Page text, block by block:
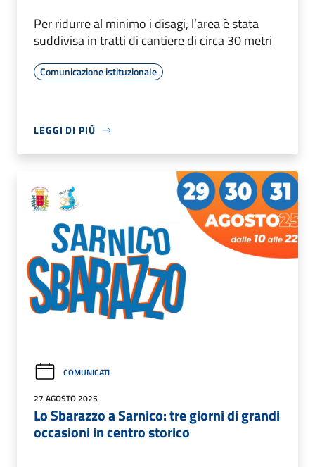
Per ridurre al minimo i disagi, l’area è stata
suddivisa in tratti di cantiere di circa 30 metri
Comunicazione istituzionale
LEGGI DI PIÙ
COMUNICATI
27 AGOSTO 2025
Lo Sbarazzo a Sarnico: tre giorni di grandi
occasioni in centro storico